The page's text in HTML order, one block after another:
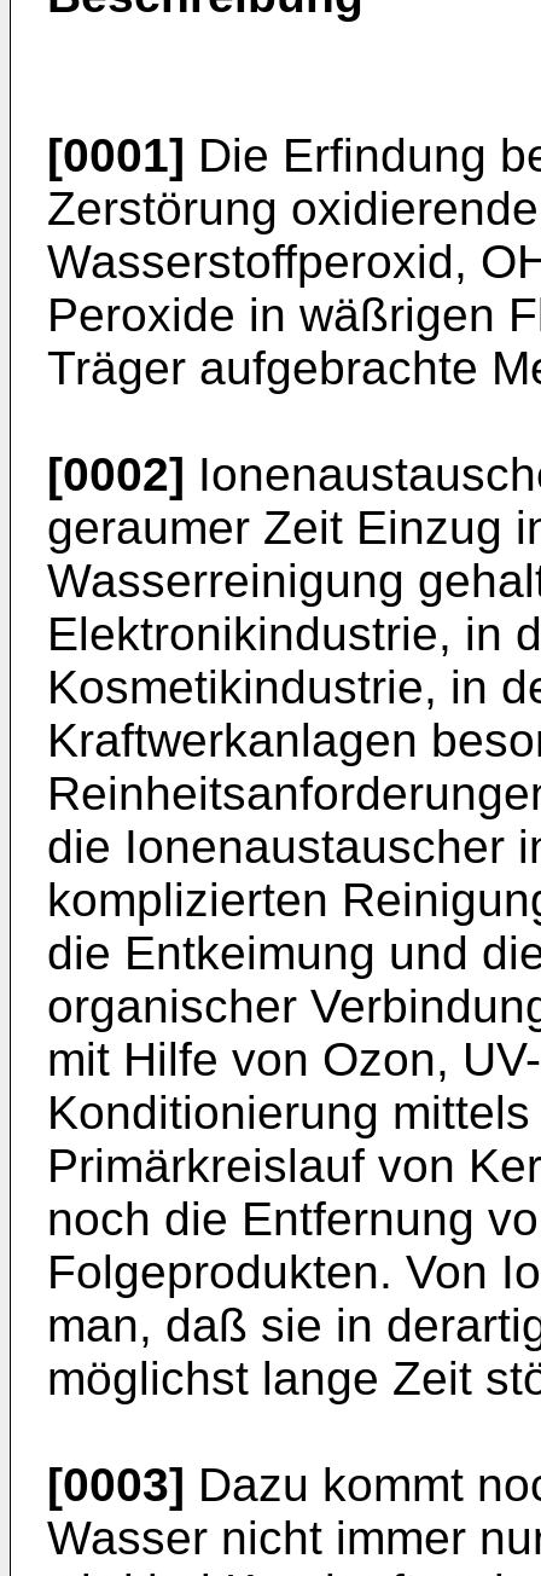
[0001] Die Erfindung
Zerstörung
Wasserstoffperoxid,
Peroxide in wäßrigen
Träger aufgebrachte
[0002]
geraumer Zeit Einzug
Wasserreinigung
Elektronikindustrie, in
Kosmetikindustrie, in
Kraftwerkanlagen
die Ionenaustauscher
komplizierten
die Entkeimung und
organischer
mit Hilfe von Ozon,
Konditionierung
Primärkreislauf von
noch die Entfernung
Folgeprodukten. Von
man, daß sie in
möglichst lange Zeit
[0003] Dazu kommt
Wasser nicht immer